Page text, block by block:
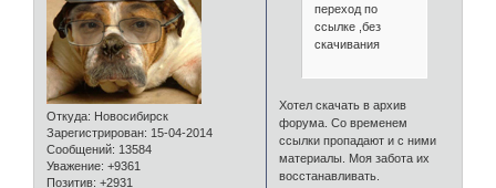
Откуда: Новосибирск
Зарегистрирован: 15-04-2014
Сообщений: 13584
Уважение: +9361
Позитив: +2931
переход по
ссылке ,без
скачивания
Хотел скачать в архив
форума. Со временем
ссылки пропадают и с ними
материалы. Моя забота их
восстанавливать.